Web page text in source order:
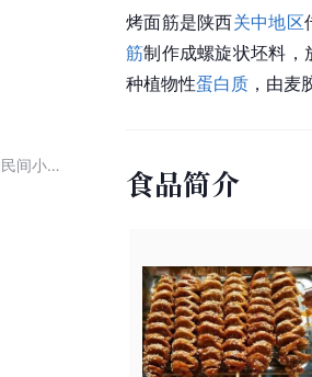
陕西关中地区的民间小吃
烤面筋是陕西关中地区
筋制作成螺旋状坯料，
种植物性蛋白质 ，由麦
食品简介